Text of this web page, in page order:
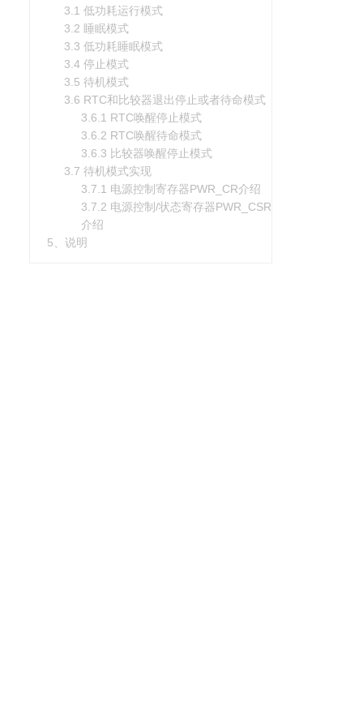
3.1 低功耗运行模式
3.2 睡眠模式
3.3 低功耗睡眠模式
3.4 停止模式
3.5 待机模式
3.6 RTC和比较器退出停止或者待命模式
3.6.1 RTC唤醒停止模式
3.6.2 RTC唤醒待命模式
3.6.3 比较器唤醒停止模式
3.7 待机模式实现
3.7.1 电源控制寄存器PWR_CR介绍
3.7.2 电源控制/状态寄存器PWR_CSR
介绍
5、说明